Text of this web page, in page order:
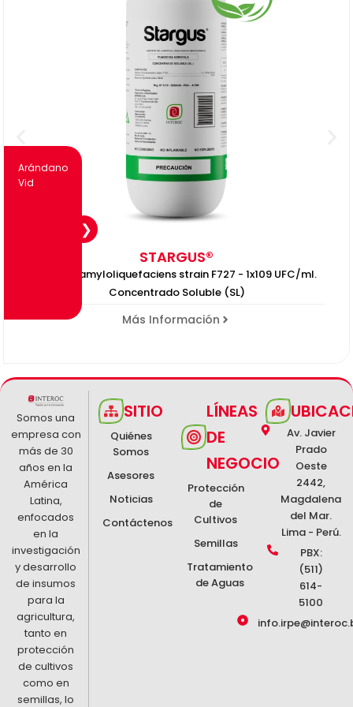
Arándano
Vid
STARGUS®
Bacillus amyloliquefaciens strain F727 - 1x109 UFC/ml.
Concentrado Soluble (SL)
Más Información
Somos una
empresa con
más de 30
años en la
América
Latina,
enfocados
en la
investigación
y desarrollo
de insumos
para la
agricultura,
tanto en
protección
de cultivos
como en
semillas, lo
SITIO
Quiénes
Somos
Asesores
Noticias
Contáctenos
LÍNEAS
DE
NEGOCIO
Protección
de
Cultivos
Semillas
Tratamiento
de Aguas
Av. Javier
Prado
Oeste
2442,
Magdalena
del Mar.
Lima - Perú.
PBX:
(511)
614-
5100